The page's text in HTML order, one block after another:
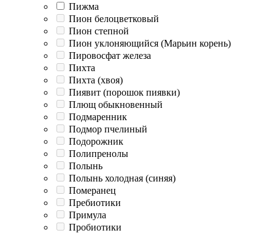
Пижма
Пион белоцветковый
Пион степной
Пион уклоняющийся (Марьин корень)
Пировосфат железа
Пихта
Пихта (хвоя)
Пиявит (порошок пиявки)
Плющ обыкновенный
Подмаренник
Подмор пчелиный
Подорожник
Полипренолы
Полынь
Полынь холодная (синяя)
Померанец
Пребиотики
Примула
Пробиотики